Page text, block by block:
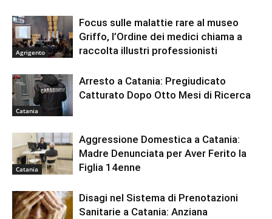
Agrigento
Focus sulle malattie rare al museo
Griffo, l’Ordine dei medici chiama a
raccolta illustri professionisti
Catania
Arresto a Catania: Pregiudicato
Catturato Dopo Otto Mesi di Ricerca
Catania
Aggressione Domestica a Catania:
Madre Denunciata per Aver Ferito la
Figlia 14enne
Disagi nel Sistema di Prenotazioni
Sanitarie a Catania: Anziana